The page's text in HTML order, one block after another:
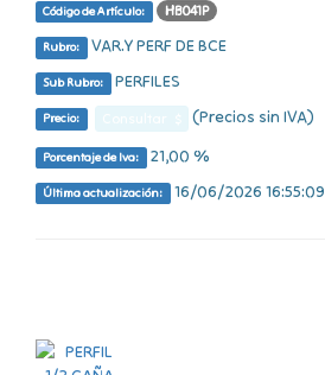
Código de Artículo: HB041P
Rubro: VAR.Y PERF DE BCE
Sub Rubro: PERFILES
Precio: (Precios sin IVA)
Porcentaje de Iva: 21,00 %
Última actualización: 16/06/2026 16:55:09